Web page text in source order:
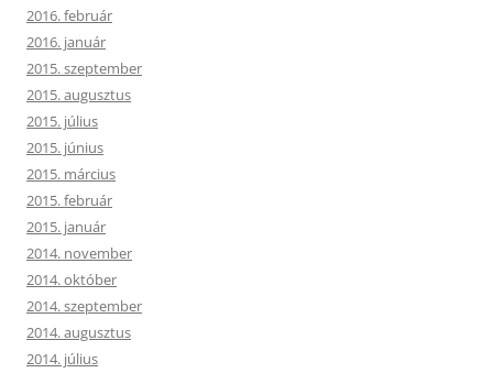
2016. február
2016. január
2015. szeptember
2015. augusztus
2015. július
2015. június
2015. március
2015. február
2015. január
2014. november
2014. október
2014. szeptember
2014. augusztus
2014. július